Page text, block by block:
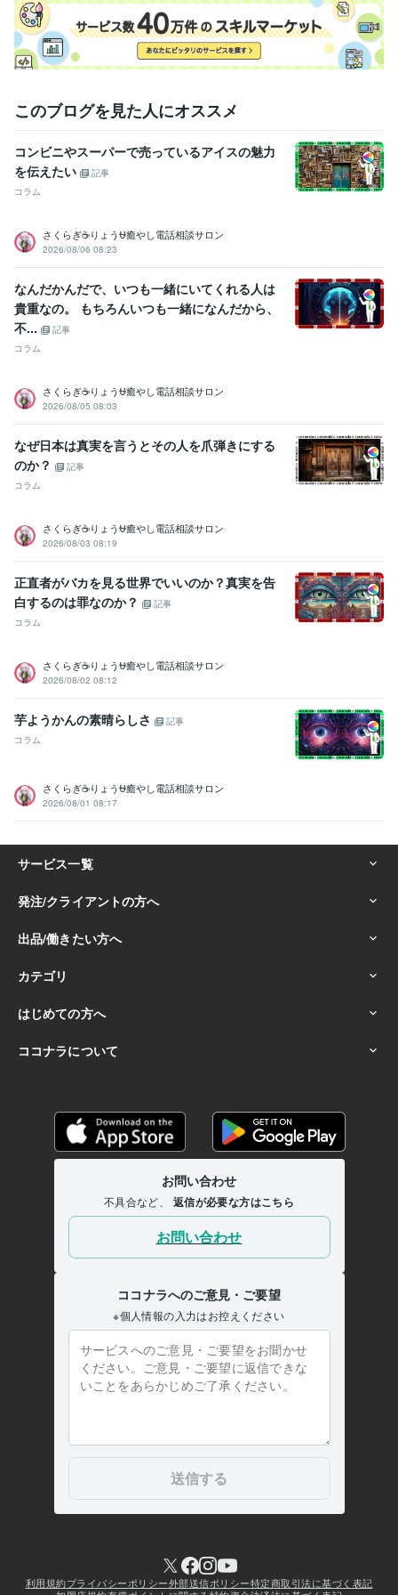
このブログを見た人にオススメ
コンビニやスーパーで売っているアイスの魅力
を伝えたい
記事
コラム
さくらぎ☕りょう⛎癒やし電話相談サロン
2026/08/06 08:23
なんだかんだで、いつも一緒にいてくれる人は
貴重なの。 もちろんいつも一緒になんだから、
不...
記事
コラム
さくらぎ☕りょう⛎癒やし電話相談サロン
2026/08/05 08:03
なぜ日本は真実を言うとその人を爪弾きにする
のか？
記事
コラム
さくらぎ☕りょう⛎癒やし電話相談サロン
2026/08/03 08:19
正直者がバカを見る世界でいいのか？真実を告
白するのは罪なのか？
記事
コラム
さくらぎ☕りょう⛎癒やし電話相談サロン
2026/08/02 08:12
芋ようかんの素晴らしさ
記事
コラム
さくらぎ☕りょう⛎癒やし電話相談サロン
2026/08/01 08:17